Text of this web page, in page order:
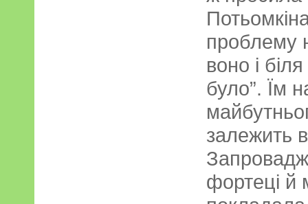
проблему
воно і
було”. Їм
залежить
фортеці й